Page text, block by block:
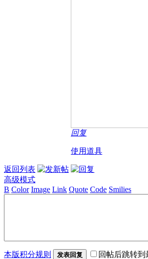
回复
使用道具
返回列表
高级模式
B Color Image Link Quote Code Smilies
本版积分规则 发表回复 回帖后跳转到